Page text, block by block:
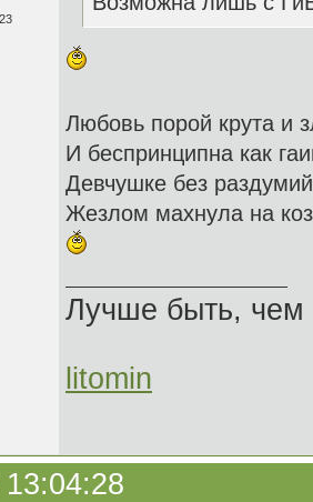
Любовь порой крута и
И беспринципна как
Девчушке без
Жезлом махнула на
Лучше быть, чем
litomin